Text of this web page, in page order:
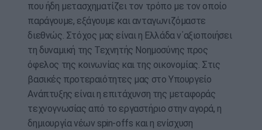
που ήδη μετασχηματίζει τον τρόπο με τον οποίο
παράγουμε, εξάγουμε και ανταγωνιζόμαστε
διεθνώς. Στόχος μας είναι η Ελλάδα ν΄αξιοποιήσει
τη δυναμική της Τεχνητής Νοημοσύνης προς
όφελος της κοινωνίας και της οικονομίας. Στις
βασικές προτεραιότητες μας στο Υπουργείο
Ανάπτυξης είναι η επιτάχυνση της μεταφοράς
τεχνογνωσίας από το εργαστήριο στην αγορά, η
δημιουργία νέων spin-offs και η ενίσχυση